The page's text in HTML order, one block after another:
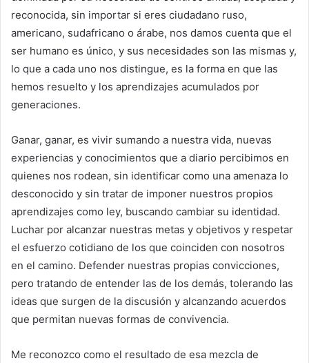
reconocida, sin importar si eres ciudadano ruso,
americano, sudafricano o árabe, nos damos cuenta que el
ser humano es único, y sus necesidades son las mismas y,
lo que a cada uno nos distingue, es la forma en que las
hemos resuelto y los aprendizajes acumulados por
generaciones.
Ganar, ganar, es vivir sumando a nuestra vida, nuevas
experiencias y conocimientos que a diario percibimos en
quienes nos rodean, sin identificar como una amenaza lo
desconocido y sin tratar de imponer nuestros propios
aprendizajes como ley, buscando cambiar su identidad.
Luchar por alcanzar nuestras metas y objetivos y respetar
el esfuerzo cotidiano de los que coinciden con nosotros
en el camino. Defender nuestras propias convicciones,
pero tratando de entender las de los demás, tolerando las
ideas que surgen de la discusión y alcanzando acuerdos
que permitan nuevas formas de convivencia.
Me reconozco como el resultado de esa mezcla de